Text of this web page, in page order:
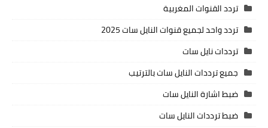
تردد القنوات المغربية
تردد واحد لجميع قنوات النايل سات 2025
ترددات نايل سات
جميع ترددات النايل سات بالترتيب
ضبط اشارة النايل سات
ضبط ترددات النايل سات